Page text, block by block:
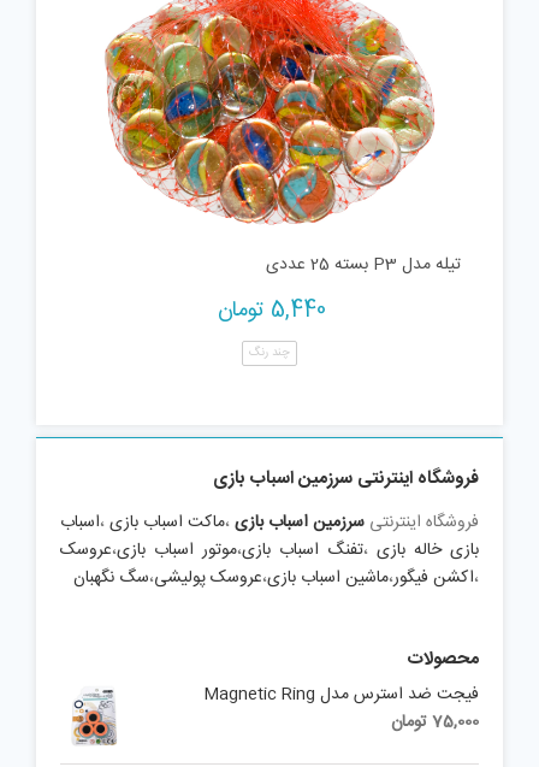
تیله مدل P3 بسته 25 عددی
5,440 تومان
چند رنگ
فروشگاه اینترنتی سرزمین اسباب بازی
فروشگاه اینترنتی سرزمین اسباب بازی،ماکت اسباب بازی،اسباب
بازی خاله بازی ،تفنگ اسباب بازی،موتور اسباب بازی،عروسک
،اکشن فیگور،ماشین اسباب بازی،عروسک پولیشی،سگ نگهبان
محصولات
فیجت ضد استرس مدل Magnetic Ring
75,000تومان